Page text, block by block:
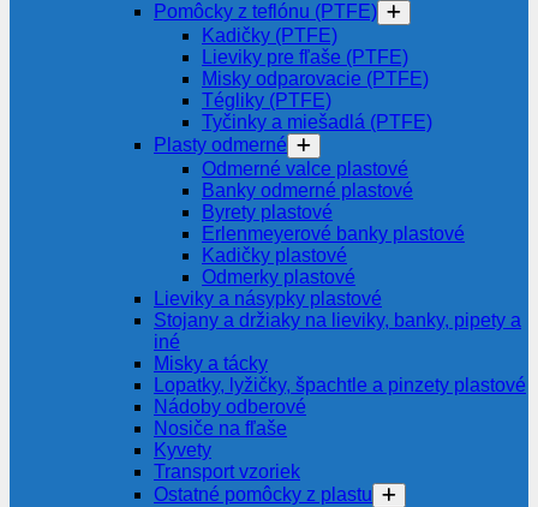
Pomôcky z teflónu (PTFE)
Kadičky (PTFE)
Lieviky pre fľaše (PTFE)
Misky odparovacie (PTFE)
Tégliky (PTFE)
Tyčinky a miešadlá (PTFE)
Plasty odmerné
Odmerné valce plastové
Banky odmerné plastové
Byrety plastové
Erlenmeyerové banky plastové
Kadičky plastové
Odmerky plastové
Lieviky a násypky plastové
Stojany a držiaky na lieviky, banky, pipety a
iné
Misky a tácky
Lopatky, lyžičky, špachtle a pinzety plastové
Nádoby odberové
Nosiče na fľaše
Kyvety
Transport vzoriek
Ostatné pomôcky z plastu